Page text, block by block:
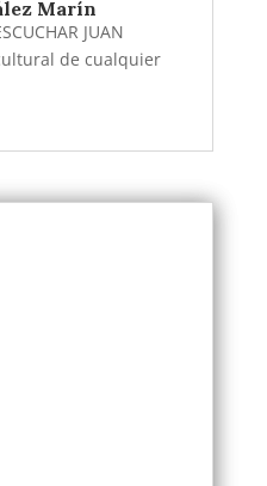
Marín
JUAN
de cualquier